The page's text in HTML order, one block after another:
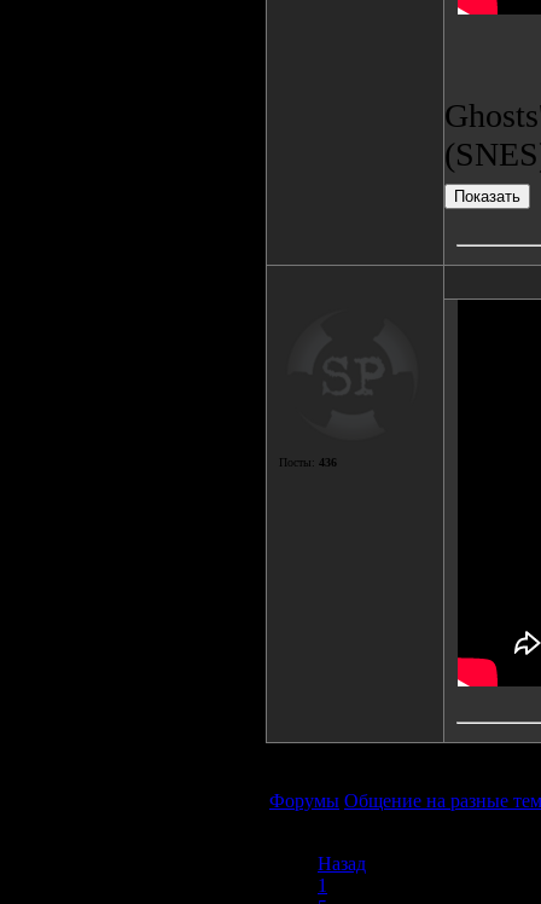
Посты: 436
Форумы Общение на разные
Назад
1